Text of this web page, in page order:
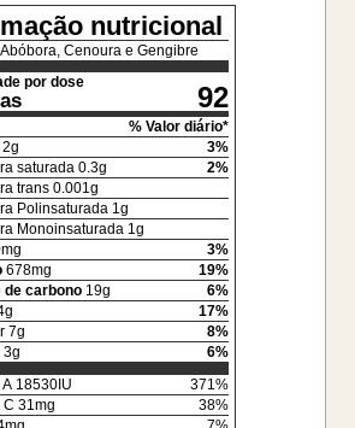
nutricional
Cenoura e Gengibre
por dose
92
% Valor diário*
2g 3%
saturada 0.3g 2%
trans 0.001 g
Polinsaturada 1 g
Monoinsaturada 1 g
mg 3%
678mg 19%
de carbono 19g 6%
g 17%
7g 8%
3g 6%
18530IU 371 %
C 31 mg 38%